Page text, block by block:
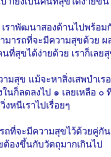
ราพัฒนาสองด้านไปพร้อม
ารถที่จะมีความสุขด้วย ผล
ที่สุขได้ง่ายด้วย เราก็เล
มสุข แม้จะหาสิ่งเสพบำเ
นก็ลดลงไป ๑ เลยเหลือ ๐
หนีเราไปเรื่อยๆ
ที่จะมีความสุขไว้ด้วยคู่กั
ต้องขึ้นกับวัตถุมากเกินไป